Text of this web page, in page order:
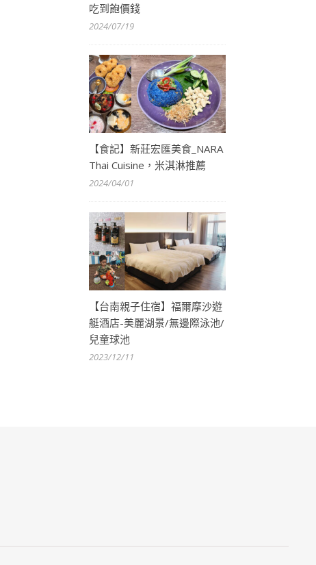
吃到飽價錢
2024/07/19
【食記】新莊宏匯美食_NARA
Thai Cuisine，米淇淋推薦
2024/04/01
【台南親子住宿】福爾摩沙遊
艇酒店-美麗湖景/無邊際泳池/
兒童球池
2023/12/11